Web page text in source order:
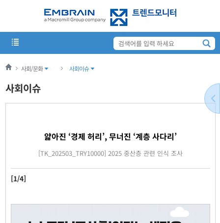
사회/문화 사회이슈
사회이슈
얇아진 ‘경제 허리’, 무너진 ‘계층 사다리’
[TK_202503_TRY10000] 2025 중산층 관련 인식 조사
[1/4]